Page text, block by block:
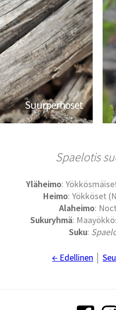
Suurperhoset
Spaelotis
Yläheimo:
Heimo: Yökköset
Alaheimo:
Sukuryhmä:
Suku:
← Edellinen